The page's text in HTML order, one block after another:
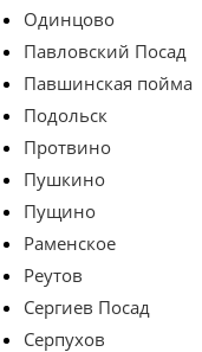
Одинцово
Павловский Посад
Павшинская пойма
Подольск
Протвино
Пушкино
Пущино
Раменское
Реутов
Сергиев Посад
Серпухов